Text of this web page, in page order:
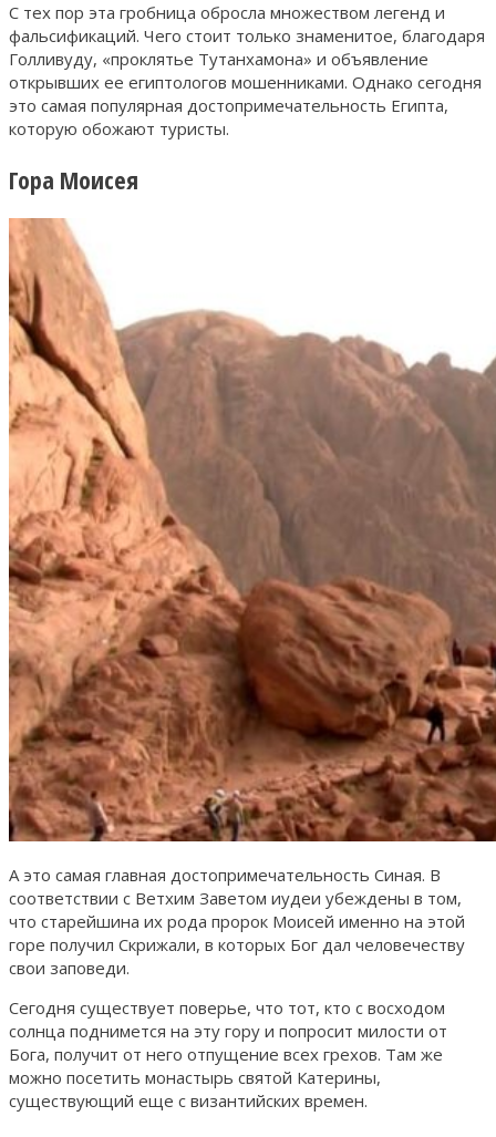
С тех пор эта гробница обросла множеством легенд и
фальсификаций. Чего стоит только знаменитое, благодаря
Голливуду, «проклятье Тутанхамона» и объявление
открывших ее египтологов мошенниками. Однако сегодня
это самая популярная достопримечательность Египта,
которую обожают туристы.
Гора Моисея
А это самая главная достопримечательность Синая. В
соответствии с Ветхим Заветом иудеи убеждены в том,
что старейшина их рода пророк Моисей именно на этой
горе получил Скрижали, в которых Бог дал человечеству
свои заповеди.
Сегодня существует поверье, что тот, кто с восходом
солнца поднимется на эту гору и попросит милости от
Бога, получит от него отпущение всех грехов. Там же
можно посетить монастырь святой Катерины,
существующий еще с византийских времен.